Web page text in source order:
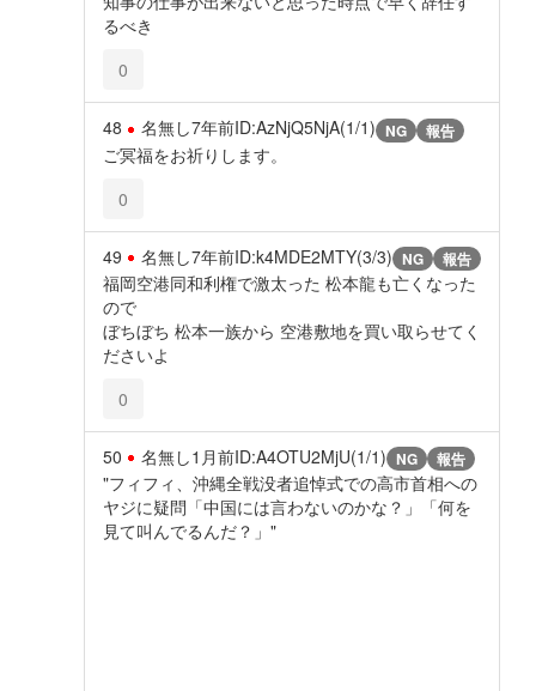
るべき
0
48 名無し7年前ID:AzNjQ5NjA(1/1) NG 報告
ご冥福をお祈りします。
0
49 名無し7年前ID:k4MDE2MTY(3/3) NG 報告
福岡空港同和利権で激太った 松本龍も亡くなった
ので
ぼちぼち 松本一族から 空港敷地を買い取らせてく
ださいよ
0
50 名無し1月前ID:A4OTU2MjU(1/1) NG 報告
"フィフィ、沖縄全戦没者追悼式での高市首相への
ヤジに疑問「中国には言わないのかな？」「何を
見て叫んでるんだ？」"